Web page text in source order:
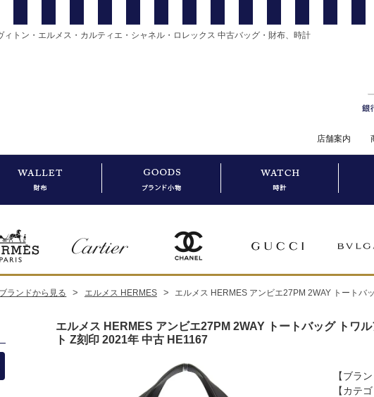
トン・エルメス・カルティエ・シャネル・ロレックス 中古バッグ・財布、時計
店舗案内
ブランドから見る > エルメス HERMES >
エルメス HERMES アンビエ27PM 2WAY トートバ
エルメス HERMES アンビエ27PM 2WAY トートバッグ トワ
ト Z刻印 2021年 中古 HE1167
【ブラ
【カテ